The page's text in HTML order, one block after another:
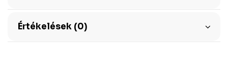
Értékelések (0)